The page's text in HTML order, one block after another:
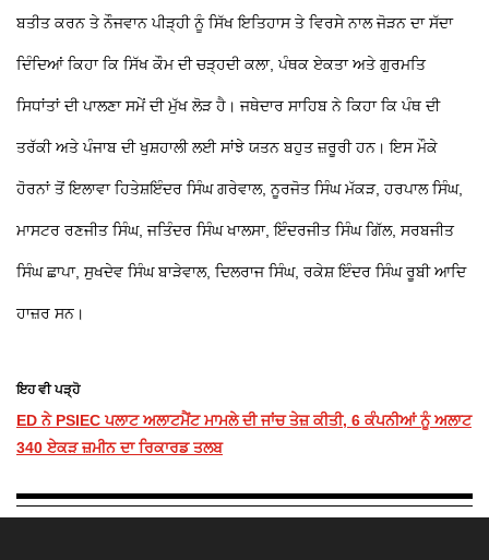
ਬਤੀਤ ਕਰਨ ਤੇ ਨੌਜਵਾਨ ਪੀੜ੍ਹੀ ਨੂੰ ਸਿੱਖ ਇਤਿਹਾਸ ਤੇ ਵਿਰਸੇ ਨਾਲ ਜੋੜਨ ਦਾ ਸੱਦਾ
ਦਿੰਦਿਆਂ ਕਿਹਾ ਕਿ ਸਿੱਖ ਕੌਮ ਦੀ ਚੜ੍ਹਦੀ ਕਲਾ, ਪੰਥਕ ਏਕਤਾ ਅਤੇ ਗੁਰਮਤਿ
ਸਿਧਾਂਤਾਂ ਦੀ ਪਾਲਣਾ ਸਮੇਂ ਦੀ ਮੁੱਖ ਲੋੜ ਹੈ। ਜਥੇਦਾਰ ਸਾਹਿਬ ਨੇ ਕਿਹਾ ਕਿ ਪੰਥ ਦੀ
ਤਰੱਕੀ ਅਤੇ ਪੰਜਾਬ ਦੀ ਖੁਸ਼ਹਾਲੀ ਲਈ ਸਾਂਝੇ ਯਤਨ ਬਹੁਤ ਜ਼ਰੂਰੀ ਹਨ। ਇਸ ਮੌਕੇ
ਹੋਰਨਾਂ ਤੋਂ ਇਲਾਵਾ ਹਿਤੇਸ਼ਇੰਦਰ ਸਿੰਘ ਗਰੇਵਾਲ, ਨੂਰਜੋਤ ਸਿੰਘ ਮੱਕੜ, ਹਰਪਾਲ ਸਿੰਘ,
ਮਾਸਟਰ ਰਣਜੀਤ ਸਿੰਘ, ਜਤਿੰਦਰ ਸਿੰਘ ਖਾਲਸਾ, ਇੰਦਰਜੀਤ ਸਿੰਘ ਗਿੱਲ, ਸਰਬਜੀਤ
ਸਿੰਘ ਛਾਪਾ, ਸੁਖਦੇਵ ਸਿੰਘ ਬਾੜੇਵਾਲ, ਦਿਲਰਾਜ ਸਿੰਘ, ਰਕੇਸ਼ ਇੰਦਰ ਸਿੰਘ ਰੂਬੀ ਆਦਿ
ਹਾਜ਼ਰ ਸਨ।
ਇਹ ਵੀ ਪੜ੍ਹੋ
ED ਨੇ PSIEC ਪਲਾਟ ਅਲਾਟਮੈਂਟ ਮਾਮਲੇ ਦੀ ਜਾਂਚ ਤੇਜ਼ ਕੀਤੀ, 6 ਕੰਪਨੀਆਂ ਨੂੰ ਅਲਾਟ
340 ਏਕੜ ਜ਼ਮੀਨ ਦਾ ਰਿਕਾਰਡ ਤਲਬ